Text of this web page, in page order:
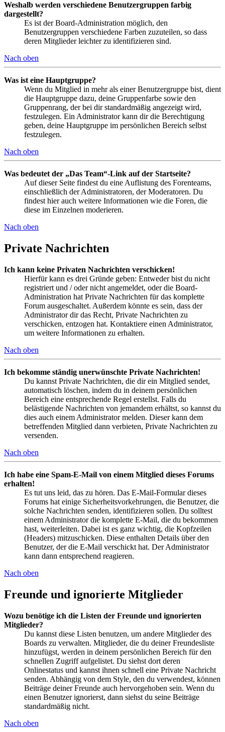
Weshalb werden verschiedene Benutzergruppen farbig
dargestellt?
Es ist der Board-Administration möglich, den
Benutzergruppen verschiedene Farben zuzuteilen, so dass
deren Mitglieder leichter zu identifizieren sind.
Nach oben
Was ist eine Hauptgruppe?
Wenn du Mitglied in mehr als einer Benutzergruppe bist, dient
die Hauptgruppe dazu, deine Gruppenfarbe sowie den
Gruppenrang, der bei dir standardmäßig angezeigt wird,
festzulegen. Ein Administrator kann dir die Berechtigung
geben, deine Hauptgruppe im persönlichen Bereich selbst
festzulegen.
Nach oben
Was bedeutet der „Das Team“-Link auf der Startseite?
Auf dieser Seite findest du eine Auflistung des Forenteams,
einschließlich der Administratoren, der Moderatoren. Du
findest hier auch weitere Informationen wie die Foren, die
diese im Einzelnen moderieren.
Nach oben
Private Nachrichten
Ich kann keine Privaten Nachrichten verschicken!
Hierfür kann es drei Gründe geben: Entweder bist du nicht
registriert und / oder nicht angemeldet, oder die Board-
Administration hat Private Nachrichten für das komplette
Forum ausgeschaltet. Außerdem könnte es sein, dass der
Administrator dir das Recht, Private Nachrichten zu
verschicken, entzogen hat. Kontaktiere einen Administrator,
um weitere Informationen zu erhalten.
Nach oben
Ich bekomme ständig unerwünschte Private Nachrichten!
Du kannst Private Nachrichten, die dir ein Mitglied sendet,
automatisch löschen, indem du in deinem persönlichen
Bereich eine entsprechende Regel erstellst. Falls du
belästigende Nachrichten von jemandem erhältst, so kannst du
dies auch einem Administrator melden. Dieser kann dem
betreffenden Mitglied dann verbieten, Private Nachrichten zu
versenden.
Nach oben
Ich habe eine Spam-E-Mail von einem Mitglied dieses Forums
erhalten!
Es tut uns leid, das zu hören. Das E-Mail-Formular dieses
Forums hat einige Sicherheitsvorkehrungen, die Benutzer, die
solche Nachrichten senden, identifizieren sollen. Du solltest
einem Administrator die komplette E-Mail, die du bekommen
hast, weiterleiten. Dabei ist es ganz wichtig, die Kopfzeilen
(Headers) mitzuschicken. Diese enthalten Details über den
Benutzer, der die E-Mail verschickt hat. Der Administrator
kann dann entsprechend reagieren.
Nach oben
Freunde und ignorierte Mitglieder
Wozu benötige ich die Listen der Freunde und ignorierten
Mitglieder?
Du kannst diese Listen benutzen, um andere Mitglieder des
Boards zu verwalten. Mitglieder, die du deiner Freundesliste
hinzufügst, werden in deinem persönlichen Bereich für den
schnellen Zugriff aufgelistet. Du siehst dort deren
Onlinestatus und kannst ihnen schnell eine Private Nachricht
senden. Abhängig von dem Style, den du verwendest, können
Beiträge deiner Freunde auch hervorgehoben sein. Wenn du
einen Benutzer ignorierst, dann siehst du seine Beiträge
standardmäßig nicht.
Nach oben